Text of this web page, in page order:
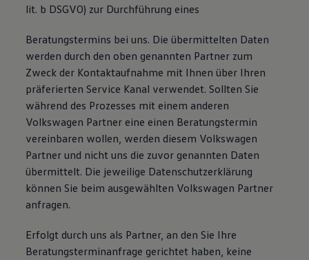
lit. b DSGVO) zur Durchführung eines
Beratungstermins bei uns. Die übermittelten Daten
werden durch den oben genannten Partner zum
Zweck der Kontaktaufnahme mit Ihnen über Ihren
präferierten Service Kanal verwendet. Sollten Sie
während des Prozesses mit einem anderen
Volkswagen Partner eine einen Beratungstermin
vereinbaren wollen, werden diesem Volkswagen
Partner und nicht uns die zuvor genannten Daten
übermittelt. Die jeweilige Datenschutzerklärung
können Sie beim ausgewählten Volkswagen Partner
anfragen.
Erfolgt durch uns als Partner, an den Sie Ihre
Beratungsterminanfrage gerichtet haben, keine